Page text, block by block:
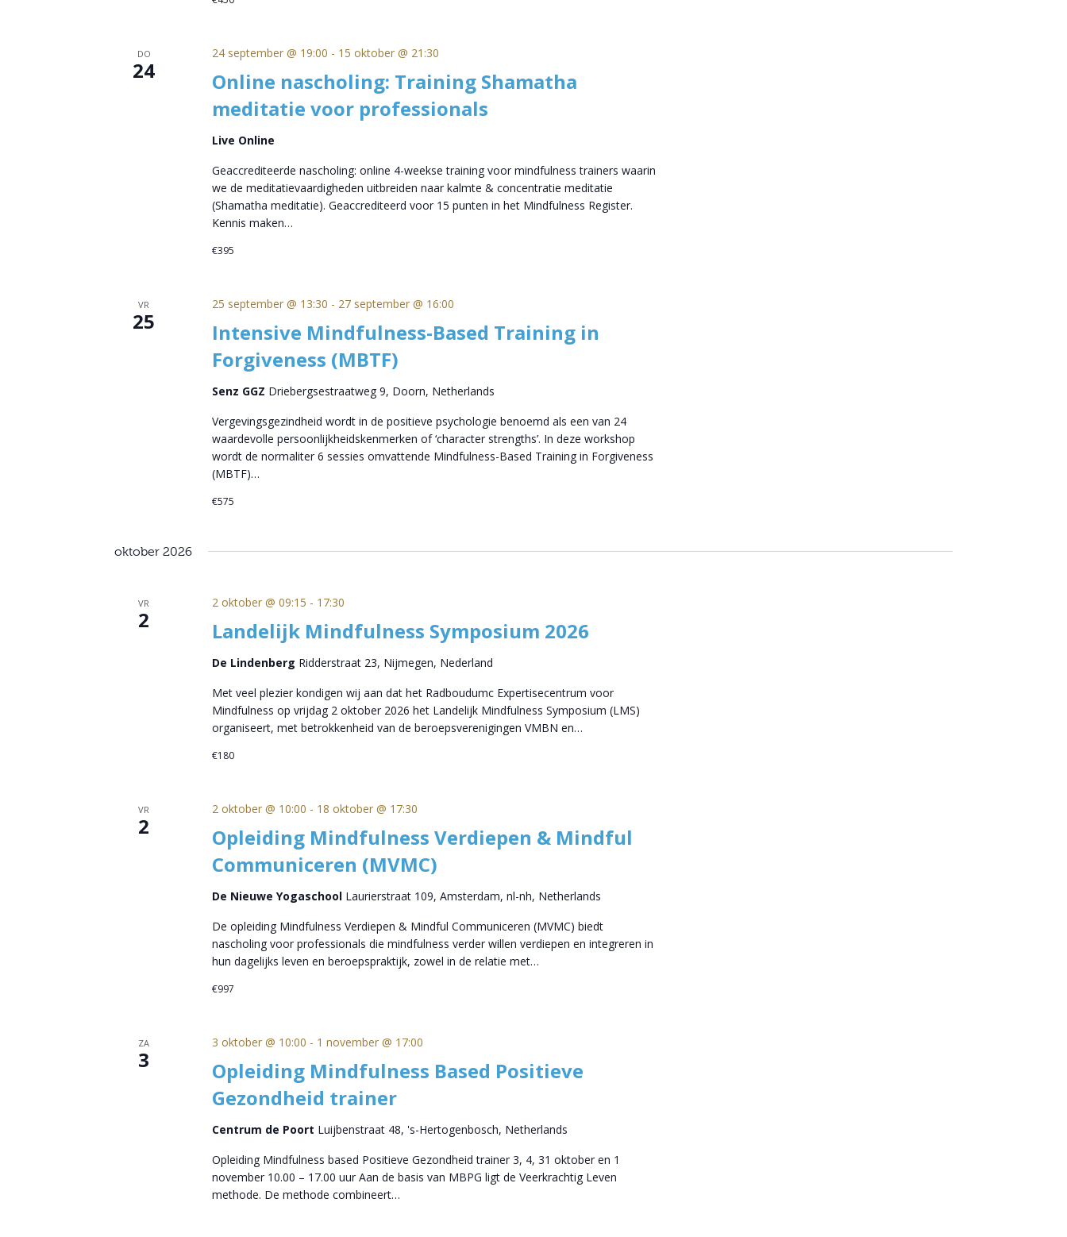
DO
24
Online nascholing: Training Shamatha
meditatie voor professionals
24 september @ 19:00 - 15 oktober @ 21:30
Live Online
Geaccrediteerde nascholing: online 4-weekse training voor mindfulness trainers waarin
we de meditatievaardigheden uitbreiden naar kalmte & concentratie meditatie
(Shamatha meditatie). Geaccrediteerd voor 15 punten in het Mindfulness Register.
Kennis maken…
€395
VR
25
Intensive Mindfulness-Based Training in
Forgiveness (MBTF)
25 september @ 13:30 - 27 september @ 16:00
Senz GGZ Driebergsestraatweg 9, Doorn, Netherlands
Vergevingsgezindheid wordt in de positieve psychologie benoemd als een van 24
waardevolle persoonlijkheidskenmerken of ‘character strengths’. In deze workshop
wordt de normaliter 6 sessies omvattende Mindfulness-Based Training in Forgiveness
(MBTF)…
€575
oktober 2026
VR
2 Landelijk Mindfulness Symposium 2026
2 oktober @ 09:15 - 17:30
De Lindenberg Ridderstraat 23, Nijmegen, Nederland
Met veel plezier kondigen wij aan dat het Radboudumc Expertisecentrum voor
Mindfulness op vrijdag 2 oktober 2026 het Landelijk Mindfulness Symposium (LMS)
organiseert, met betrokkenheid van de beroepsverenigingen VMBN en…
€180
VR
2
Opleiding Mindfulness Verdiepen & Mindful
Communiceren (MVMC)
2 oktober @ 10:00 - 18 oktober @ 17:30
De Nieuwe Yogaschool Laurierstraat 109, Amsterdam, nl-nh, Netherlands
De opleiding Mindfulness Verdiepen & Mindful Communiceren (MVMC) biedt
nascholing voor professionals die mindfulness verder willen verdiepen en integreren in
hun dagelijks leven en beroepspraktijk, zowel in de relatie met…
€997
ZA
3
Opleiding Mindfulness Based Positieve
Gezondheid trainer
3 oktober @ 10:00 - 1 november @ 17:00
Centrum de Poort Luijbenstraat 48, 's-Hertogenbosch, Netherlands
Opleiding Mindfulness based Positieve Gezondheid trainer 3, 4, 31 oktober en 1
november 10.00 – 17.00 uur Aan de basis van MBPG ligt de Veerkrachtig Leven
methode. De methode combineert…